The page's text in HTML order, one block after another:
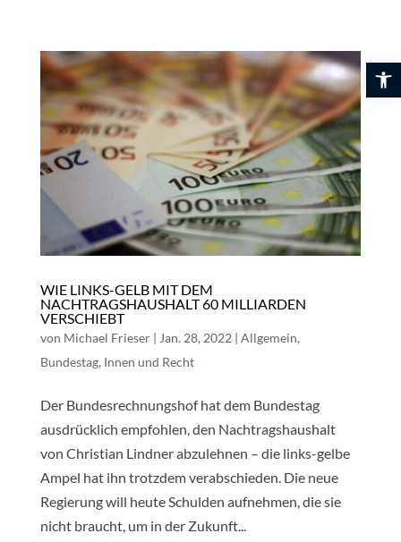
WIE LINKS-GELB MIT DEM
NACHTRAGSHAUSHALT 60 MILLIARDEN
VERSCHIEBT
von Michael Frieser| Jan. 28, 2022 | Allgemein,
Bundestag, Innen und Recht
Der Bundesrechnungshof hat dem Bundestag
ausdrücklich empfohlen, den Nachtragshaushalt
von Christian Lindner abzulehnen – die links-gelbe
Ampel hat ihn trotzdem verabschieden. Die neue
Regierung will heute Schulden aufnehmen, die sie
nicht braucht, um in der Zukunft...